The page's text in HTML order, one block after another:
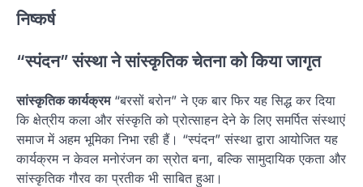
निष्कर्ष
“स्पंदन” संस्था ने सांस्कृतिक चेतना को किया जागृत
सांस्कृतिक कार्यक्रम“बरसों बरोन” ने एक बार फिर यह सिद्ध कर दिया
कि क्षेत्रीय कला और संस्कृति को प्रोत्साहन देने के लिए समर्पित संस्थाएं
समाज में अहम भूमिका निभा रही हैं। “स्पंदन” संस्था द्वारा आयोजित यह
कार्यक्रम न केवल मनोरंजन का स्रोत बना, बल्कि सामुदायिक एकता और
सांस्कृतिक गौरव का प्रतीक भी साबित हुआ।